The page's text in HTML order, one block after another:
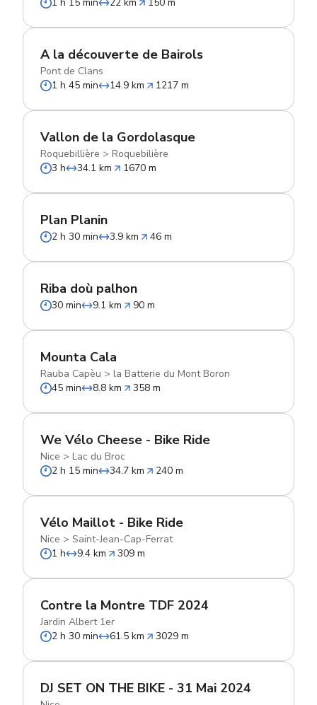
A la découverte de Bairols
Pont de Clans
1 h 45 min
14.9 km 1217 m
Vallon de la Gordolasque
Roquebillière > Roquebilière
3 h
34.1 km 1670 m
Plan Planin
2 h 30 min 3.9 km 46 m
Riba doù palhon
30 min 9.1 km 90 m
Mounta Cala
Rauba Capèu > la Batterie du Mont Boron
45 min
8.8 km 358 m
We Vélo Cheese - Bike Ride
Nice > Lac du Broc
2 h 15 min
34.7 km 240 m
Vélo Maillot - Bike Ride
Nice > Saint-Jean-Cap-Ferrat
1 h
9.4 km 309 m
Contre la Montre TDF 2024
Jardin Albert 1er
2 h 30 min
61.5 km 3029 m
DJ SET ON THE BIKE - 31 Mai 2024